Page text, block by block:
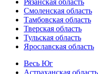
Рязанская область
Смоленская область
Тамбовская область
Тверская область
Тульская область
Ярославская область
Весь Юг
Астраханская область